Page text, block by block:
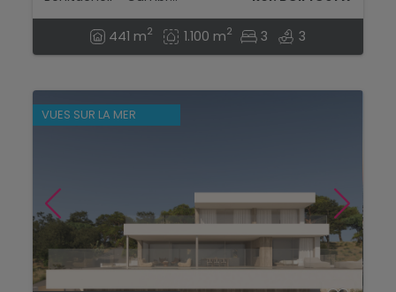
441 m2 1.100 m2 3 3
VUES SUR LA MER